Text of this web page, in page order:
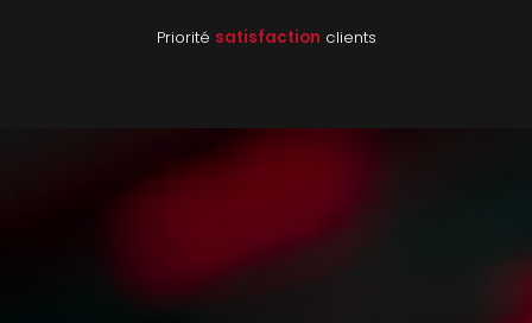
Priorité satisfaction clients